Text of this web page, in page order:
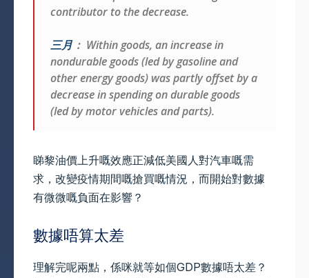
contributor to the decrease.
三月： Within goods, an increase in
nondurable goods (led by gasoline and
other energy goods) was partly offset by a
decrease in spending on durable goods
(led by motor vehicles and parts).
睇黎油價上升嘅效應正減低美國人對汽車嘅需
求，改變疫情期間嘅搶買嘅情況，而開始對數據
有微微嘅負面在影響？
數據唔算太差
理解完呢兩點，係咪就等如個GDP數據唔太差？